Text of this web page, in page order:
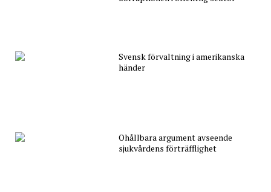
Svensk förvaltning i amerikanska
händer
Ohållbara argument avseende
sjukvårdens förträfflighet